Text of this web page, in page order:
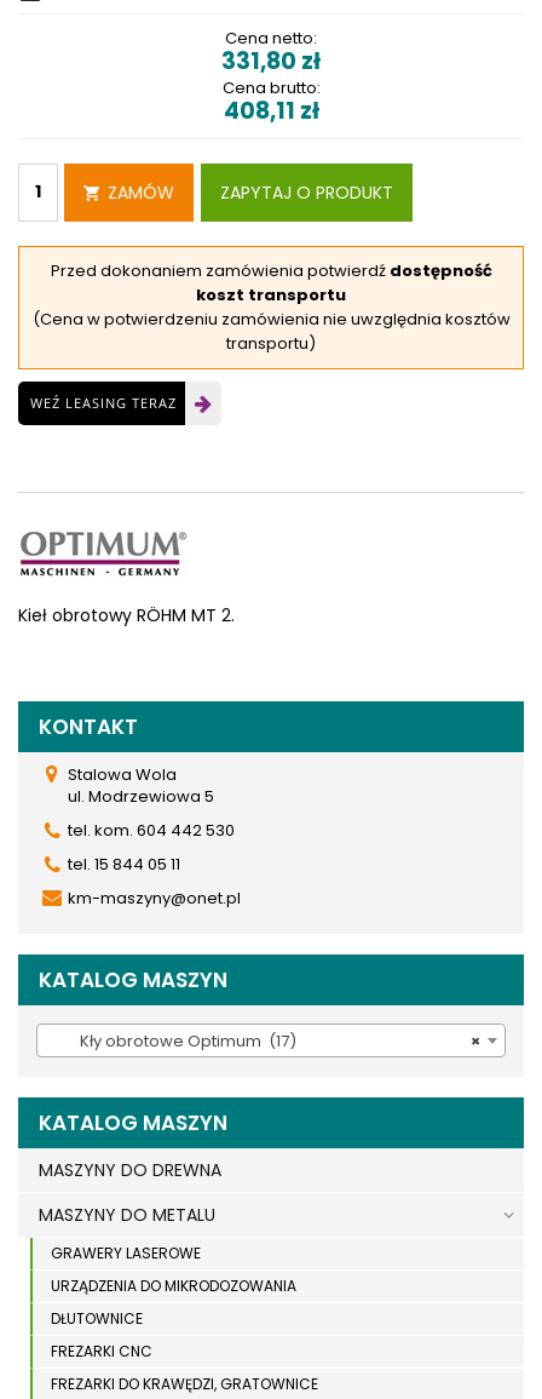
Cena netto:
331,80 zł
Cena brutto:
408,11 zł
ZAMÓW ZAPYTAJ O PRODUKT
Przed dokonaniem zamówienia potwierdź dostępność
koszt transportu
(Cena w potwierdzeniu zamówienia nie uwzględnia kosztów
transportu)
WEŹ LEASING TERAZ
Kieł obrotowy RÖHM MT 2.
KONTAKT
Stalowa Wola
ul. Modrzewiowa 5
tel. kom. 604 442 530
tel. 15 844 05 11
km-maszyny@onet.pl
KATALOG MASZYN
×
Kły obrotowe Optimum (17)
KATALOG MASZYN
MASZYNY DO DREWNA
MASZYNY DO METALU
GRAWERY LASEROWE
URZĄDZENIA DO MIKRODOZOWANIA
DŁUTOWNICE
FREZARKI CNC
FREZARKI DO KRAWĘDZI, GRATOWNICE